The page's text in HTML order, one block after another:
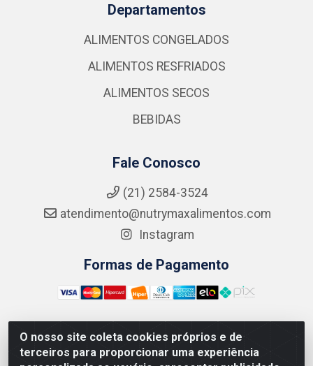
O nosso site coleta cookies próprios e de
terceiros para proporcionar uma experiência
Departamentos
ALIMENTOS CONGELADOS
ALIMENTOS RESFRIADOS
ALIMENTOS SECOS
BEBIDAS
Fale Conosco
(21) 2584-3524
atendimento@nutrymaxalimentos.com
Instagram
Formas de Pagamento
NUTRY MAX COMÉRCIO DE PRODUTOS ALIMENTICIOS
LTDA - RUA DO FEIJÃO, 721 PENHA CIRCULAR/RJ -